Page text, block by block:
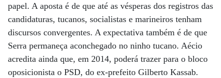
papel. A aposta é de que até as vésperas dos registros das
candidaturas, tucanos, socialistas e marineiros tenham
discursos convergentes. A expectativa também é de que
Serra permaneça aconchegado no ninho tucano. Aécio
acredita ainda que, em 2014, poderá trazer para o bloco
oposicionista o PSD, do ex-prefeito Gilberto Kassab.